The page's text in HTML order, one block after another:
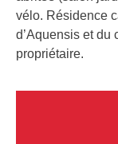
vélo. Résidence
d’Aquensis et du
propriétaire.